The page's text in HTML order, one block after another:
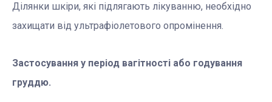
Ділянки шкіри, які підлягають лікуванню, необхідно
захищати від ультрафіолетового опромінення.
Застосування у період вагітності або годування
груддю.